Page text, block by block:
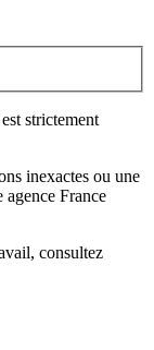
strictement
inexactes ou une
agence France
, consultez